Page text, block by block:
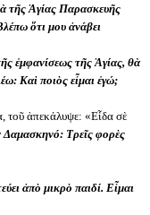
τῆς Ἁγίας Παρασκευῆς
ὅτι μου ἀνάβει
ἐμφανίσεως τῆς Ἁγίας, θὰ
Καὶ ποιὸς εἶμαι ἐγώ;
τοῦ ἀπεκάλυψε: «Εἶδα σὲ
Δαμασκηνό: Τρεῖς φορὲς
ἀπὸ μικρὸ παιδί. Εἶμαι